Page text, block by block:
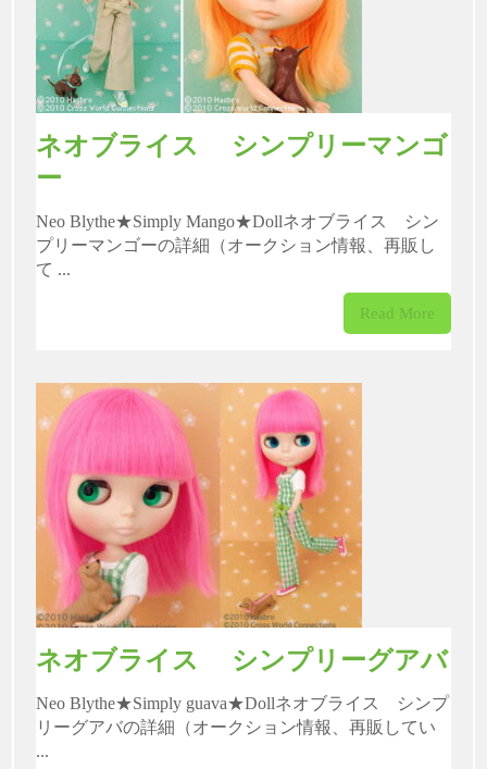
ネオブライス シンプリーマンゴ
ー
Neo Blythe★Simply Mango★Dollネオブライス シン
プリーマンゴーの詳細（オークション情報、再販し
て ...
Read More
ネオブライス シンプリーグアバ
Neo Blythe★Simply guava★Dollネオブライス シンプ
リーグアバの詳細（オークション情報、再販してい
...